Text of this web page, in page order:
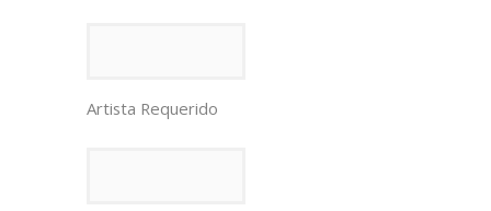
Artista Requerido